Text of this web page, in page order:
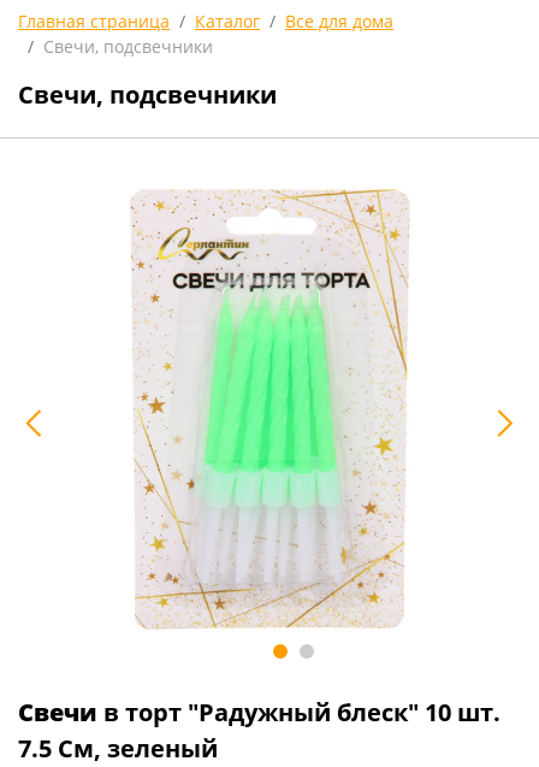
Главная страница Каталог
Все для дома
Свечи, подсвечники
Свечи, подсвечники
Свечи в торт "Радужный блеск" 10 шт.
7.5 См, зеленый